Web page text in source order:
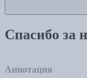
Спасибо за
Аннотация